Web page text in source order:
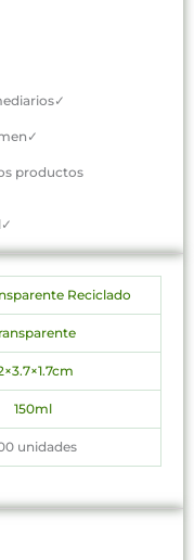
productos
Reciclado
150ml
unidades